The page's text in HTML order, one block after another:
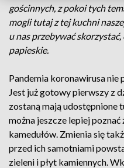
gościnnych, z pokoi tych
mogli tutaj z tej kuchni
u nas przebywać
papieskie.
Pandemia koronawirusa nie
Jest już gotowy pierwszy z
zostaną mają udostępnione
można jeszcze lepiej
kamedułów. Zmienia się
przed ich samotniami
zieleni i płyt kamiennych.